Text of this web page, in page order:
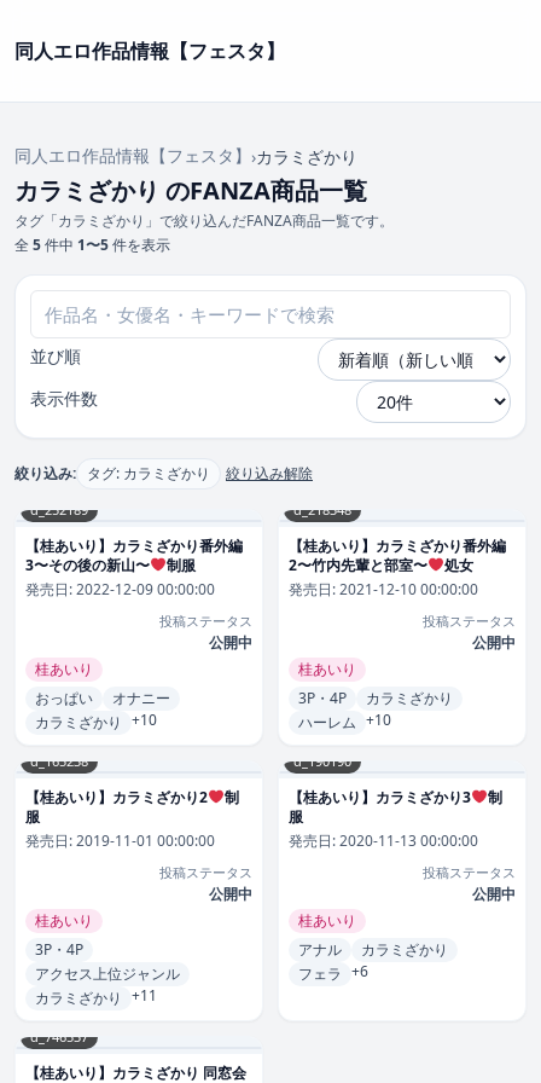
同人エロ作品情報【フェスタ】
同人エロ作品情報【フェスタ】 ›カラミざかり
カラミざかり のFANZA商品一覧
タグ「カラミざかり」で絞り込んだFANZA商品一覧です。
全 5件中 1〜5件を表示
並び順
表示件数
絞り込み: タグ: カラミざかり 絞り込み解除
d_252189
【桂あいり】カラミざかり番外編
3〜その後の新山〜
制服
発売日:2022-12-09 00:00:00
投稿ステータス
公開中
桂あいり
おっぱい
オナニー
カラミざかり
+10
d_218348
【桂あいり】カラミざかり番外編
2〜竹内先輩と部室〜
処女
発売日:2021-12-10 00:00:00
投稿ステータス
公開中
桂あいり
3P・4P
カラミざかり
ハーレム +10
d_165238
【桂あいり】カラミざかり2
制
服
発売日:2019-11-01 00:00:00
投稿ステータス
公開中
桂あいり
3P・4P
アクセス上位ジャンル
カラミざかり
+11
d_190190
【桂あいり】カラミざかり3
制
服
発売日:2020-11-13 00:00:00
投稿ステータス
公開中
桂あいり
アナル
カラミざかり
フェラ +6
d_746537
【桂あいり】カラミざかり 同窓会